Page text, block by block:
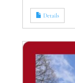
Details